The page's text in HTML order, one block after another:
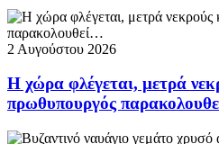
2 Αυγούστου 2026
Η χώρα φλέγεται, μετρά
πρωθυπουργός